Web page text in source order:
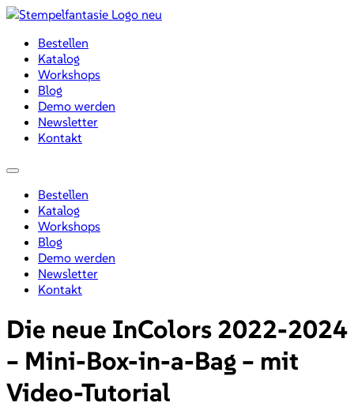
Zum
wechselnBestellen
Katalog
Workshops
Blog
Demo werden
Newsletter
Kontakt
Menü
Bestellen
Katalog
Workshops
Blog
Demo werden
Newsletter
Kontakt
Die neue InColors 2022-2024
– Mini-Box-in-a-Bag – mit
Video-Tutorial